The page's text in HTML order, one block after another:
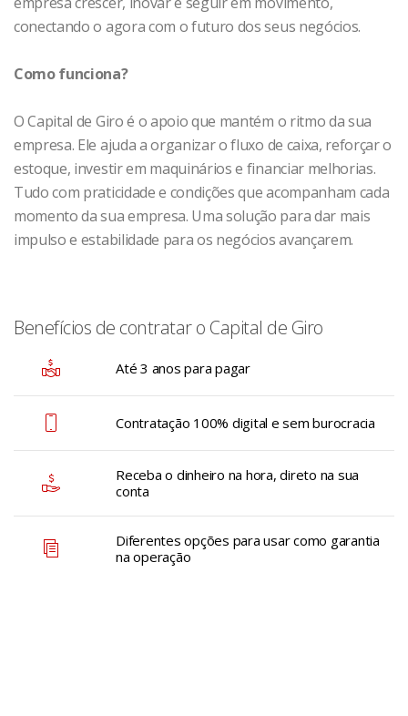
conectando o agora com o futuro dos seus negócios.
Como funciona?
O Capital de Giro é o apoio que mantém o ritmo da sua
empresa. Ele ajuda a organizar o fluxo de caixa, reforçar o
estoque, investir em maquinários e financiar melhorias.
Tudo com praticidade e condições que acompanham cada
momento da sua empresa. Uma solução para dar mais
impulso e estabilidade para os negócios avançarem.
Benefícios de contratar o Capital de Giro
Até 3 anos para pagar
Contratação 100% digital e sem burocracia
Receba o dinheiro na hora, direto na sua
conta
Diferentes opções para usar como garantia
na operação